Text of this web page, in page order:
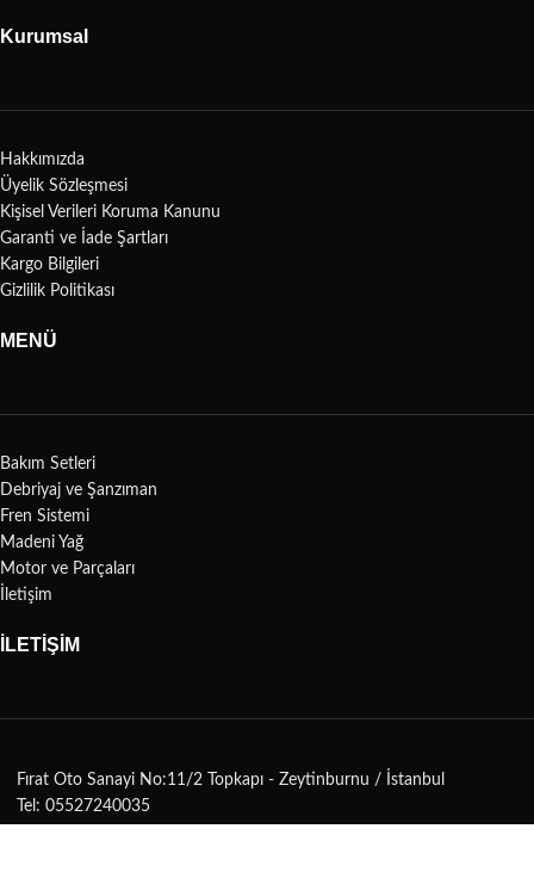
Kurumsal
Hakkımızda
Üyelik Sözleşmesi
Kişisel Verileri Koruma Kanunu
Garanti ve İade Şartları
Kargo Bilgileri
Gizlilik Politikası
MENÜ
Bakım Setleri
Debriyaj ve Şanzıman
Fren Sistemi
Madeni Yağ
Motor ve Parçaları
İletişim
İLETİŞİM
Fırat Oto Sanayi No:11/2 Topkapı - Zeytinburnu / İstanbul
Tel: 05527240035